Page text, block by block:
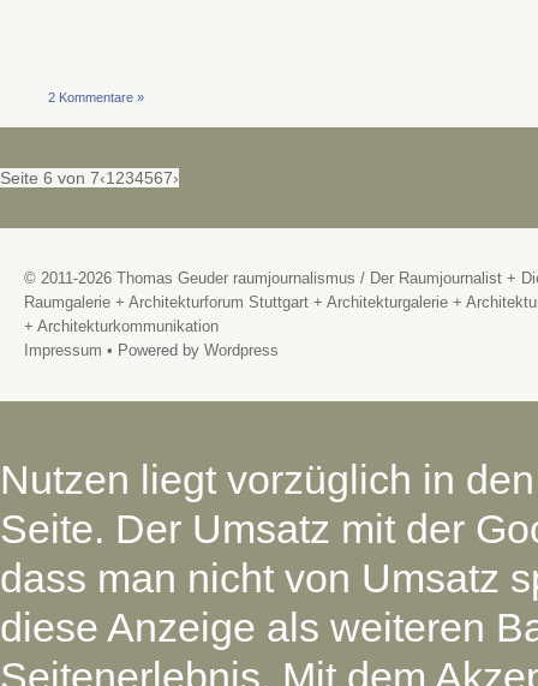
2 Kommentare »
Seite 6 von 7‹1 234567›
© 2011-2026 Thomas Geuder raumjournalismus / Der Raumjournalist +
Raumgalerie + Architekturforum Stuttgart + Architekturgalerie +
+ Architekturkommunikation
Impressum • Powered by Wordpress
Nutzen liegt vorzüglich in
Seite. Der Umsatz mit der
dass man nicht von Umsatz
diese Anzeige als weiteren
Seitenerlebnis. Mit dem